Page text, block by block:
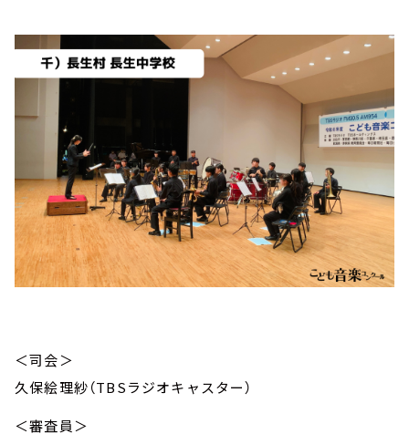
＜司会＞
久保絵理紗（TBSラジオキャスター）
＜審査員＞